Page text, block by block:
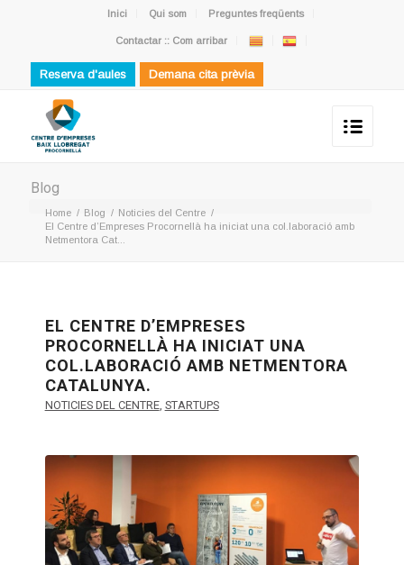
Inici Qui som Preguntes freqüents
Contactar :: Com arribar
Reserva d'aules Demana cita prèvia
Blog
Home / Blog / Noticies del Centre /
El Centre d’Empreses Procornellà ha iniciat una col.laboració amb
Netmentora Cat...
EL CENTRE D’EMPRESES
PROCORNELLÀ HA INICIAT UNA
COL.LABORACIÓ AMB NETMENTORA
CATALUNYA.
NOTICIES DEL CENTRE, STARTUPS